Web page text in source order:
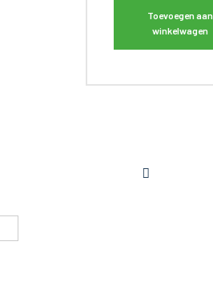
Toevoegen aan
winkelwagen